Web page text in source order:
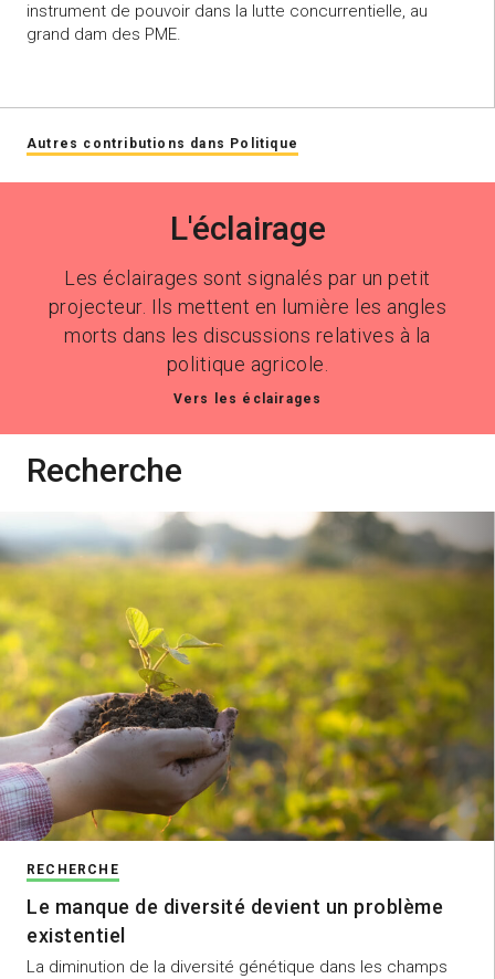
instrument de pouvoir dans la lutte concurrentielle, au
grand dam des PME.
Autres contributions dans Politique
L'éclairage
Les éclairages sont signalés par un petit
projecteur. Ils mettent en lumière les angles
morts dans les discussions relatives à la
politique agricole.
Vers les éclairages
Recherche
RECHERCHE
Le manque de diversité devient un problème
existentiel
La diminution de la diversité génétique dans les champs